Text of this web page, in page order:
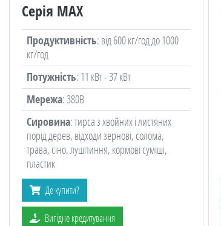
Серія MAX
Продуктивність: від 600 кг/год до 1000
кг/год
Потужність: 11 кВт - 37 кВт
Мережа: 380В
Сировина: тирса з хвойних і листяних
порід дерев, відходи зернові, солома,
трава, сіно, лушпиння, кормові суміші,
пластик
Де купити?
Вигідне кредитування